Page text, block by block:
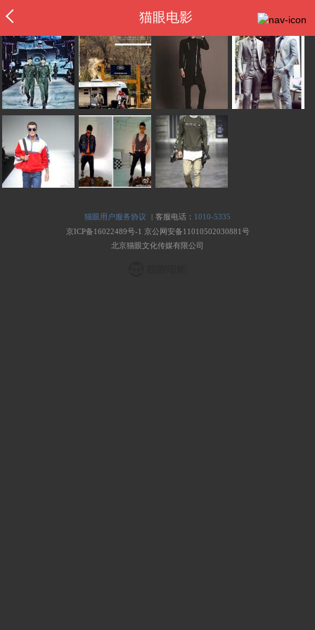
猫眼电影
猫眼用户服务协议 客服电话： 1010-5335
京ICP备16022489号-1 京公网安备11010502030881号
北京猫眼文化传媒有限公司